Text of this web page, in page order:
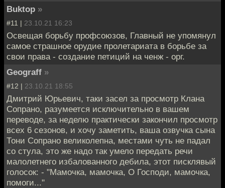
Buktop »
#11 | 23.10.21 16:23
Освещая борьбу профсоюзов, Главный не упомянул
самое страшное орудие пролетариата в борьбе за
свои права - создание петиций на ченж - орг.
Geograff »
#12 | 23.10.21 18:55
Дмитрий Юрьевич, таки засел за просмотр Клана
Сопрано, разумеется исключительно в вашем
переводе, за неделю практически закончил просмотр
всех 6 сезонов, и хочу заметить, ваша озвучка сына
Тони Сопрано великолепна, местами чуть не падал
со стула, это же надо так умело передать речи
малолетнего избалованного дебила, этот писклявый
голосок: - "Мамочка, мамочка, О Господи, мамочка,
помоги..."